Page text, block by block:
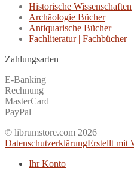
Historische Wissenschaften
Archäologie Bücher
Antiquarische Bücher
Fachliteratur | Fachbücher
Zahlungsarten
E-Banking
Rechnung
MasterCard
PayPal
© librumstore.com 2026
DatenschutzerklärungErstellt mit
Ihr Konto